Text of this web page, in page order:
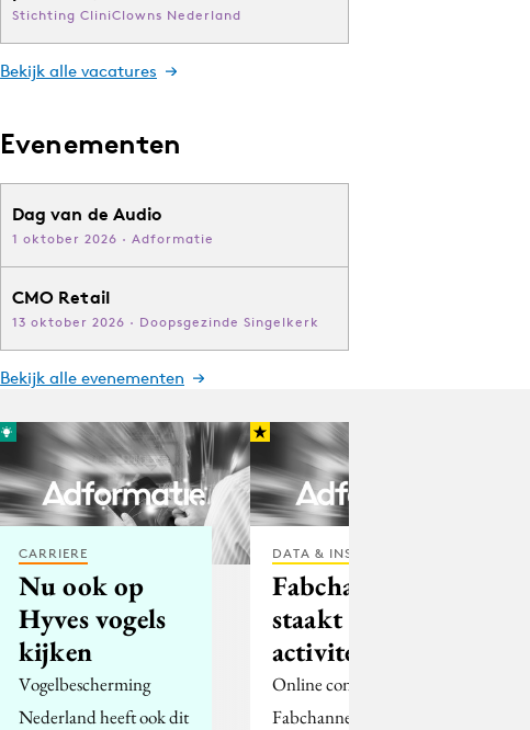
Stichting CliniClowns Nederland
Bekijk alle vacatures
Evenementen
Dag van de Audio
1 oktober 2026 · Adformatie
CMO Retail
13 oktober 2026 · Doopsgezinde Singelkerk
Bekijk alle evenementen
CARRIERE
Nu ook op
Hyves vogels
kijken
Vogelbescherming
Nederland heeft ook dit
DATA & INSIGHTS
Fabchannel
staakt
activiteiten
Online concertzender
Fabchannel.com ziet